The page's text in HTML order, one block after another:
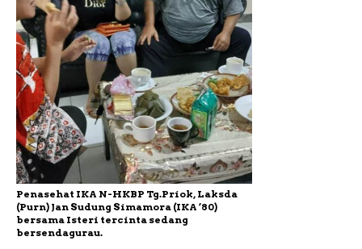
Penasehat IKA N-HKBP Tg.Priok, Laksda
(Purn) Jan Sudung Simamora (IKA ’80)
bersama Isteri tercinta sedang
bersendagurau.